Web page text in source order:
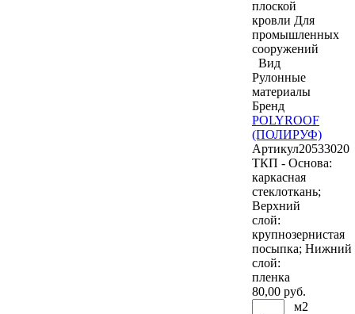
плоской
кровли Для
промышленных
сооружений
Вид
Рулонные
материалы
Бренд
POLYROOF
(ПОЛИРУФ)
Артикул20533020
ТКП - Основа:
каркасная
стеклоткань;
Верхний
слой:
крупнозернистая
посыпка; Нижний
слой:
пленка
80,00 руб.
м2